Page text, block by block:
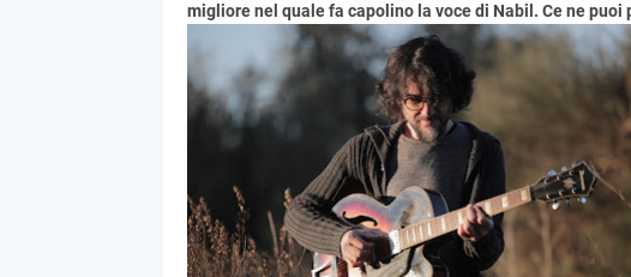
migliore nel quale fa capolino la voce di Nabil. Ce ne puoi